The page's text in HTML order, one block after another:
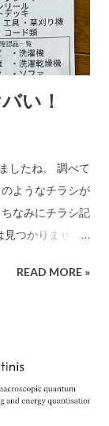
住所や連絡先が
。 Research
よび販売店
・連絡先の検証
町紺屋2丁目
。販売店
社所在地がこ
に関しては正式
、連絡先情報に
番号は公開され
355...
い！
したね。 調べて
ようなチラシが
なみにチラシ記
見つかりません
gomi/shi
です。 「産業
きません。
す。このよう
READ MORE »